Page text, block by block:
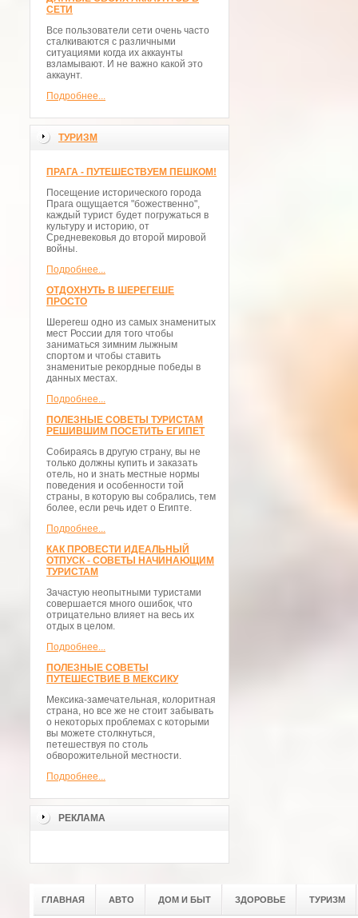
СЕТИ
Все пользователи сети очень часто
сталкиваются с различными
ситуациями когда их аккаунты
взламывают. И не важно какой это
аккаунт.
Подробнее...
ТУРИЗМ
ПРАГА - ПУТЕШЕСТВУЕМ ПЕШКОМ!
Посещение исторического города
Прага ощущается "божественно",
каждый турист будет погружаться в
культуру и историю, от
Средневековья до второй мировой
войны.
Подробнее...
ОТДОХНУТЬ В ШЕРЕГЕШЕ
ПРОСТО
Шерегеш одно из самых знаменитых
мест России для того чтобы
заниматься зимним лыжным
спортом и чтобы ставить
знаменитые рекордные победы в
данных местах.
Подробнее...
ПОЛЕЗНЫЕ СОВЕТЫ ТУРИСТАМ
РЕШИВШИМ ПОСЕТИТЬ ЕГИПЕТ
Собираясь в другую страну, вы не
только должны купить и заказать
отель, но и знать местные нормы
поведения и особенности той
страны, в которую вы собрались, тем
более, если речь идет о Египте.
Подробнее...
КАК ПРОВЕСТИ ИДЕАЛЬНЫЙ
ОТПУСК - СОВЕТЫ НАЧИНАЮЩИМ
ТУРИСТАМ
Зачастую неопытными туристами
совершается много ошибок, что
отрицательно влияет на весь их
отдых в целом.
Подробнее...
ПОЛЕЗНЫЕ СОВЕТЫ
ПУТЕШЕСТВИЕ В МЕКСИКУ
Мексика-замечательная, колоритная
страна, но все же не стоит забывать
о некоторых проблемах с которыми
вы можете столкнуться,
петешествуя по столь
обворожительной местности.
Подробнее...
РЕКЛАМА
ГЛАВНАЯ АВТО ДОМ И БЫТ ЗДОРОВЬЕ ТУРИЗМ